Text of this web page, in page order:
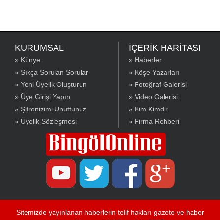
KURUMSAL
» Künye
» Sıkça Sorulan Sorular
» Yeni Üyelik Oluşturun
» Üye Girişi Yapın
» Şifrenizimi Unuttunuz
» Üyelik Sözleşmesi
İÇERİK HARİTASI
» Haberler
» Köşe Yazarları
» Fotoğraf Galerisi
» Video Galerisi
» Kim Kimdir
» Firma Rehberi
Sitemizde yayınlanan haberlerin telif hakları gazete ve haber